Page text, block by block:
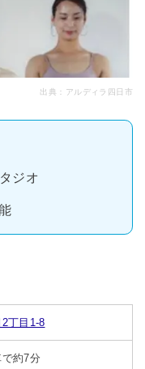
出典： アルディラ四日市
ジオ
丁目1-8
約7分